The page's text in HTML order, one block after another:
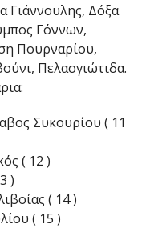
Γιάννουλης, Δόξα
Γόννων,
Πουρναρίου,
Πελασγιώτιδα.
Συκουρίου ( 11
( 12 )
)
( 14 )
( 15 )